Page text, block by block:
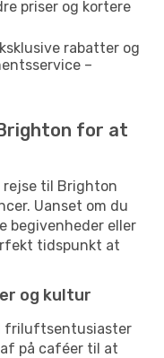
priser og kortere
rabatter og
–
for at
til Brighton
Uanset om du
begivenheder eller
tidspunkt at
og kultur
friluftsentusiaster
på caféer til at